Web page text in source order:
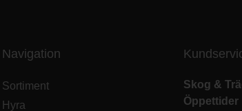
Navigation
Sortiment
Hyra
Skog &
Öppettider